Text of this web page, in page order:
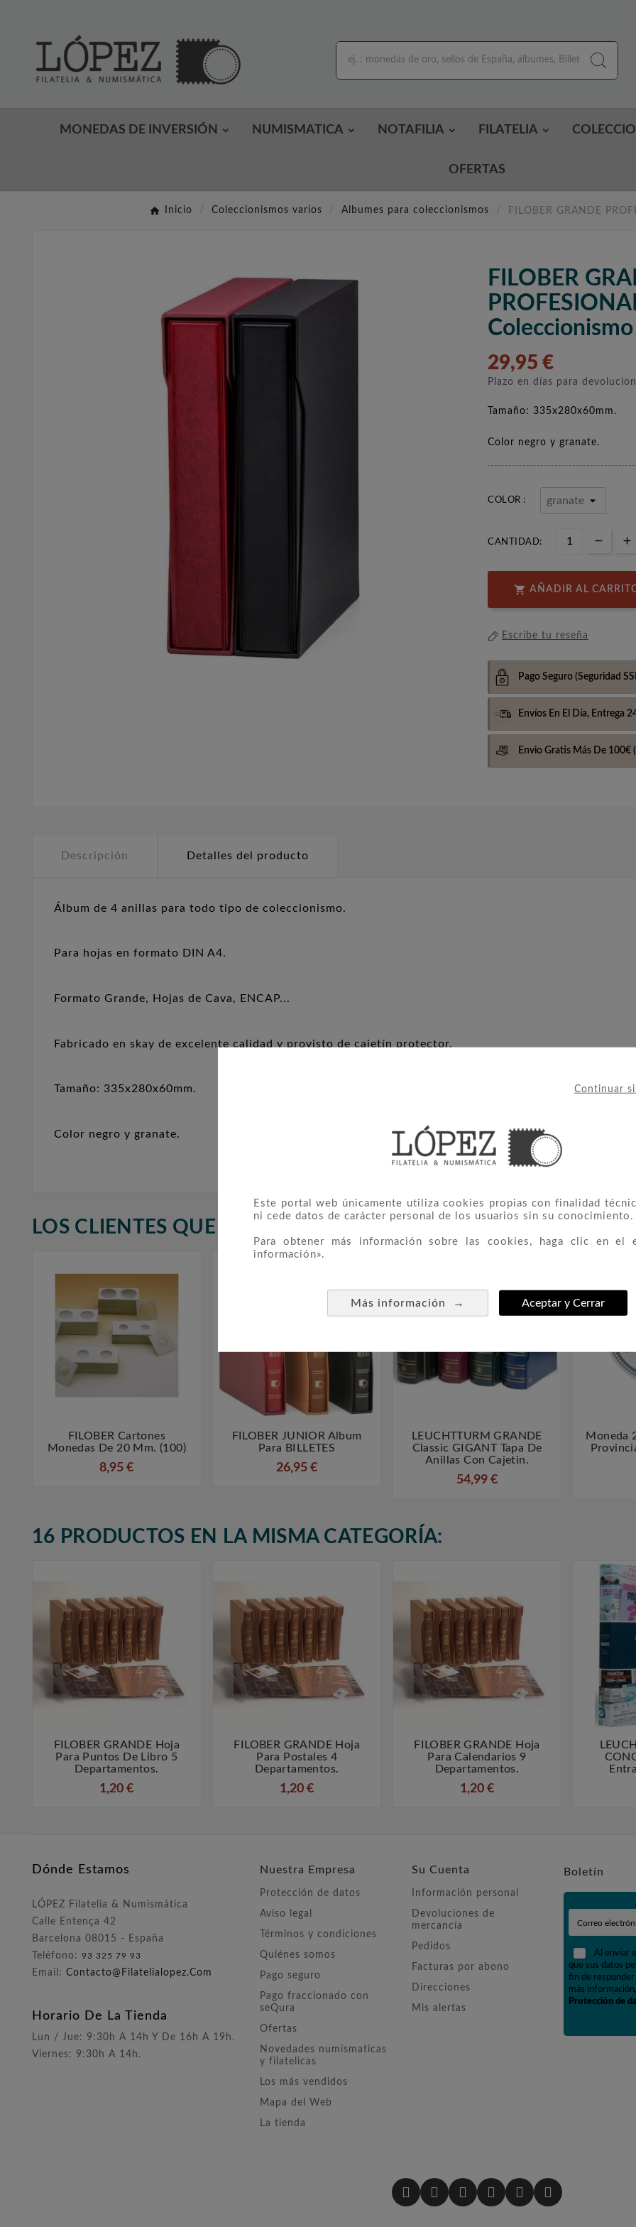
Continuar
Este portal web únicamente utiliza cookies propias con finalidad
ni cede datos de carácter personal de los usuarios sin su conocimiento.
Para obtener más información sobre las cookies, haga clic en el
información».
Más información → Aceptar y Cerrar
MONEDAS DE INVERSIÓN NUMISMATICA NOTAFILIA FILATELIA
OFERTAS
Inicio Coleccionismos varios Albumes para coleccionismos FILOBER GRANDE
FILOBER
Coleccionismo
29,95 €
Plazo en días para
Tamaño: 335x280x60mm.
Color negro y granate.
COLOR :
CANTIDAD:
 AÑADIR AL
Escribe tu reseña
Pago Seguro (Seguridad
Envíos En El Día, Entrega
Envio Gratis Más De 100€
Descripción Detalles del producto
Álbum de 4 anillas para todo tipo de coleccionismo.
Para hojas en formato DIN A4.
Formato Grande, Hojas de Cava, ENCAP...
Fabricado en skay de excelente calidad y provisto de cajetín protector.
Tamaño: 335x280x60mm.
Color negro y granate.
LOS CLIENTES QUE ADQUIRIERON ESTE PRODUCTO
 
FILOBER Cartones
Monedas De 20 Mm. (100)
8,95 €
 
FILOBER JUNIOR Album
Para BILLETES
26,95 €
 
LEUCHTTURM GRANDE
Classic GIGANT Tapa De
Anillas Con Cajetin.
54,99 €
Moneda
16 PRODUCTOS EN LA MISMA CATEGORÍA:
 
FILOBER GRANDE Hoja
Para Puntos De Libro 5
Departamentos.
1,20 €
 
FILOBER GRANDE Hoja
Para Postales 4
Departamentos.
1,20 €
 
FILOBER GRANDE Hoja
Para Calendarios 9
Departamentos.
1,20 €
Dónde Estamos
LÓPEZ Filatelia & Numismática
Calle Entença 42
Barcelona 08015 - España
Teléfono: 93 325 79 93
Email: Contacto@filatelialopez.com
Horario De La Tienda
Lun / Jue: 9:30h A 14h Y De 16h A 19h.
Viernes: 9:30h A 14h.
Nuestra Empresa
Protección de datos
Aviso legal
Términos y condiciones
Quiénes somos
Pago seguro
Pago fraccionado con
seQura
Ofertas
Novedades numismaticas
y filatelicas
Los más vendidos
Mapa del Web
La tienda
Su Cuenta
Información personal
Devoluciones de
mercancía
Pedidos
Facturas por abono
Direcciones
Mis alertas
Boletín
Al enviar
que sus datos
fin de responder
más
Protección de